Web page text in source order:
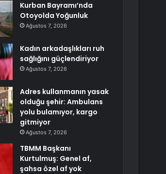
Kurban Bayramı’nda
Otoyolda Yoğunluk
Ağustos 7, 2026
Kadın arkadaşlıkları ruh
sağlığını güçlendiriyor
Ağustos 7, 2026
Adres kullanmanın yasak
olduğu şehir: Ambulans
yolu bulamıyor, kargo
gitmiyor
Ağustos 7, 2026
TBMM Başkanı
Kurtulmuş: Genel af,
şahsa özel af yok